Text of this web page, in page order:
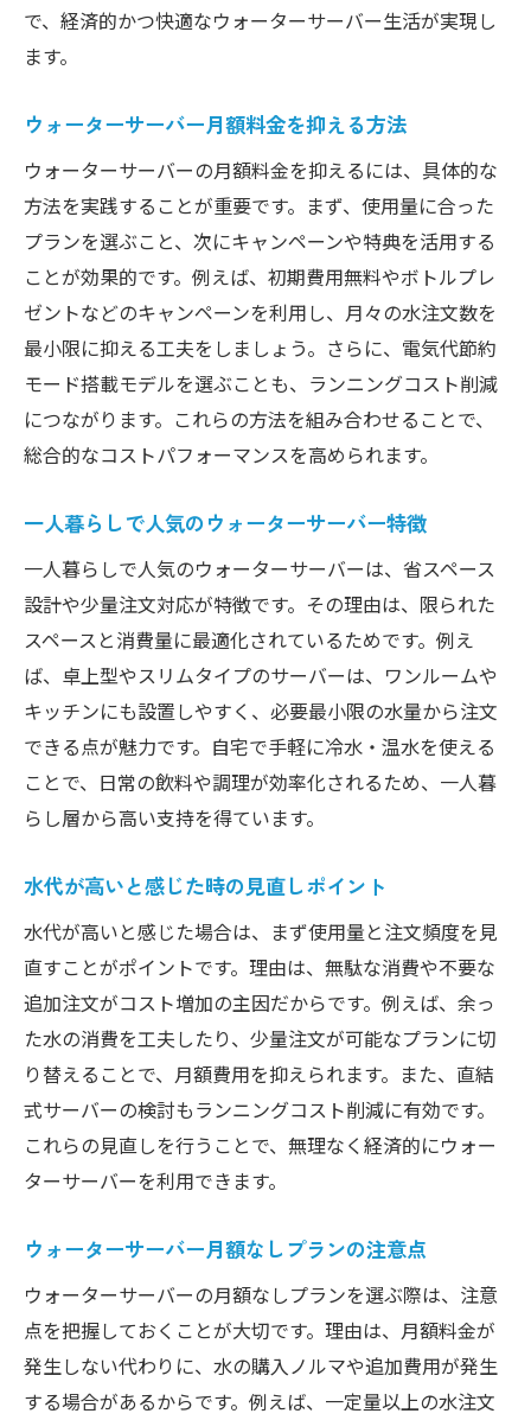
で、経済的かつ快適なウォーターサーバー生活が実現し
ます。
ウォーターサーバー月額料金を抑える方法
ウォーターサーバーの月額料金を抑えるには、具体的な
方法を実践することが重要です。まず、使用量に合った
プランを選ぶこと、次にキャンペーンや特典を活用する
ことが効果的です。例えば、初期費用無料やボトルプレ
ゼントなどのキャンペーンを利用し、月々の水注文数を
最小限に抑える工夫をしましょう。さらに、電気代節約
モード搭載モデルを選ぶことも、ランニングコスト削減
につながります。これらの方法を組み合わせることで、
総合的なコストパフォーマンスを高められます。
一人暮らしで人気のウォーターサーバー特徴
一人暮らしで人気のウォーターサーバーは、省スペース
設計や少量注文対応が特徴です。その理由は、限られた
スペースと消費量に最適化されているためです。例え
ば、卓上型やスリムタイプのサーバーは、ワンルームや
キッチンにも設置しやすく、必要最小限の水量から注文
できる点が魅力です。自宅で手軽に冷水・温水を使える
ことで、日常の飲料や調理が効率化されるため、一人暮
らし層から高い支持を得ています。
水代が高いと感じた時の見直しポイント
水代が高いと感じた場合は、まず使用量と注文頻度を見
直すことがポイントです。理由は、無駄な消費や不要な
追加注文がコスト増加の主因だからです。例えば、余っ
た水の消費を工夫したり、少量注文が可能なプランに切
り替えることで、月額費用を抑えられます。また、直結
式サーバーの検討もランニングコスト削減に有効です。
これらの見直しを行うことで、無理なく経済的にウォー
ターサーバーを利用できます。
ウォーターサーバー月額なしプランの注意点
ウォーターサーバーの月額なしプランを選ぶ際は、注意
点を把握しておくことが大切です。理由は、月額料金が
発生しない代わりに、水の購入ノルマや追加費用が発生
する場合があるからです。例えば、一定量以上の水注文